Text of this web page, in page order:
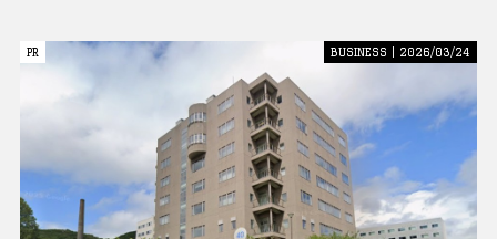
PR
PR BUSINESS | 2026/03/24